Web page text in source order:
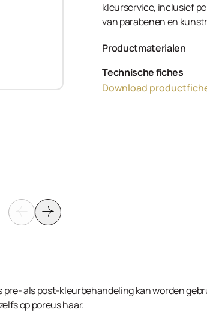
kleurservice, inclusief
van parabenen en
Productmaterialen
Lanthanum Chloride,
Polyquaternium-16,
Technische fiches
Download
pre- als post-kleurbehandeling kan worden
op poreus haar.